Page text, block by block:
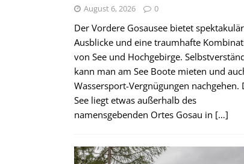
August 6, 2026 0
Der Vordere Gosausee bietet
Ausblicke und eine traumhafte
von See und Hochgebirge.
kann man am See Boote mieten und
Wassersport-Vergnügungen nachgehen.
See liegt etwas außerhalb des
namensgebenden Ortes Gosau in […]